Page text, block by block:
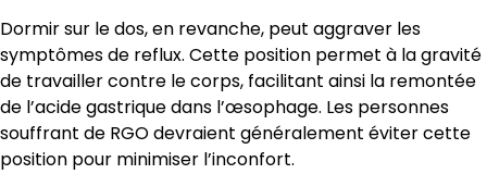
Dormir sur le dos, en revanche, peut aggraver les
symptômes de reflux. Cette position permet à la gravité
de travailler contre le corps, facilitant ainsi la remontée
de l’acide gastrique dans l’œsophage. Les personnes
souffrant de RGO devraient généralement éviter cette
position pour minimiser l’inconfort.